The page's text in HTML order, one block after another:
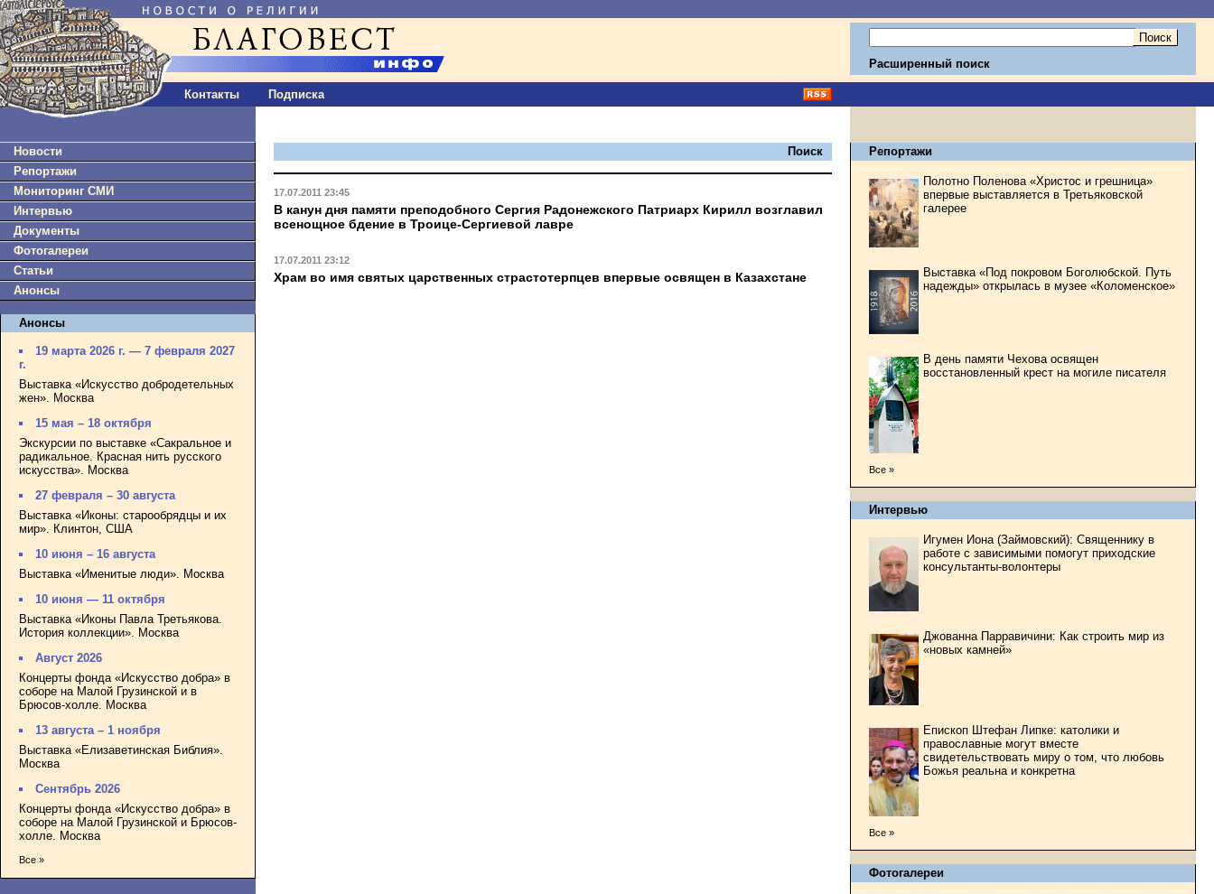
Контакты Подписка
Расширенный поиск
Новости
Репортажи
Мониторинг СМИ
Интервью
Документы
Фотогалереи
Статьи
Анонсы
Анонсы
19 марта 2026 г. — 7 февраля 2027
г.
Выставка «Искусство добродетельных
жен». Москва
15 мая – 18 октября
Экскурсии по выставке «Сакральное и
радикальное. Красная нить русского
искусства». Москва
27 февраля – 30 августа
Выставка «Иконы: старообрядцы и их
мир». Клинтон, США
10 июня – 16 августа
Выставка «Именитые люди». Москва
10 июня — 11 октября
Выставка «Иконы Павла Третьякова.
История коллекции». Москва
Август 2026
Концерты фонда «Искусство добра» в
соборе на Малой Грузинской и в
Брюсов-холле. Москва
13 августа – 1 ноября
Выставка «Елизаветинская Библия».
Москва
Сентябрь 2026
Концерты фонда «Искусство добра» в
соборе на Малой Грузинской и Брюсов-
холле. Москва
Все »
Поиск
17.07.2011 23:45
В канун дня памяти преподобного Сергия Радонежского Патриарх Кирилл возглавил
всенощное бдение в Троице-Сергиевой лавре
17.07.2011 23:12
Храм во имя святых царственных страстотерпцев впервые освящен в Казахстане
Репортажи
Полотно Поленова «Христос и грешница»
впервые выставляется в Третьяковской
галерее
Выставка «Под покровом Боголюбской. Путь
надежды» открылась в музее «Коломенское»
В день памяти Чехова освящен
восстановленный крест на могиле писателя
Все »
Интервью
Игумен Иона (Займовский): Священнику в
работе с зависимыми помогут приходские
консультанты-волонтеры
Джованна Парравичини: Как строить мир из
«новых камней»
Епископ Штефан Липке: католики и
православные могут вместе
свидетельствовать миру о том, что любовь
Божья реальна и конкретна
Все »
Фотогалереи